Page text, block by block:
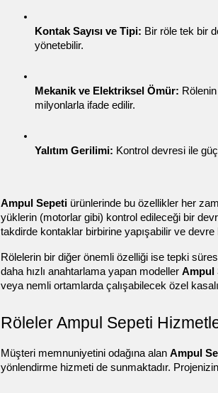
Kontak Sayısı ve Tipi: Bir röle tek bir
yönetebilir.
Mekanik ve Elektriksel Ömür:
milyonlarla ifade edilir.
Yalıtım Gerilimi: Kontrol devresi ile
Ampul Sepeti ürünlerinde bu özellikler her
yüklerin (motorlar gibi) kontrol edileceği bir
takdirde kontaklar birbirine yapışabilir ve devre
Rölelerin bir diğer önemli özelliği ise tepki
daha hızlı anahtarlama yapan modeller Ampul
veya nemli ortamlarda çalışabilecek özel
Röleler Ampul Sepeti
Müşteri memnuniyetini odağına alan Ampul
yönlendirme hizmeti de sunmaktadır.